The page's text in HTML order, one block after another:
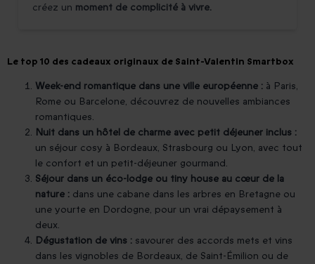
créez un moment de complicité à vivre.
Le top 10 des cadeaux originaux de Saint-Valentin Smartbox
Week-end romantique dans une ville européenne : à Paris,
Rome ou Barcelone, découvrez de nouvelles ambiances
romantiques.
Nuit dans un hôtel de charme avec petit déjeuner inclus :
un séjour cosy à Bordeaux, Strasbourg ou Lyon, avec tout
le confort et un petit-déjeuner gourmand.
Séjour dans un éco-lodge ou tiny house au cœur de la
nature : dans une cabane dans les arbres en Bretagne ou
une yourte en Dordogne, pour un vrai dépaysement à
deux.
Dégustation de vins : savourer des accords mets et vins
dans les vignobles de Bordeaux, de Saint-Émilion ou de